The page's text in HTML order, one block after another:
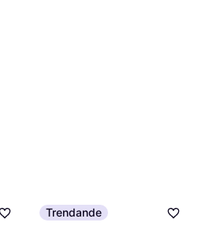
Trendande